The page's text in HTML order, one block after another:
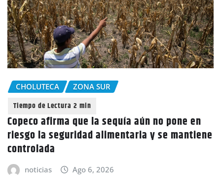
CHOLUTECA ZONA SUR
Copeco afirma que la sequía aún no pone en
riesgo la seguridad alimentaria y se mantiene
controlada
noticias Ago 6, 2026